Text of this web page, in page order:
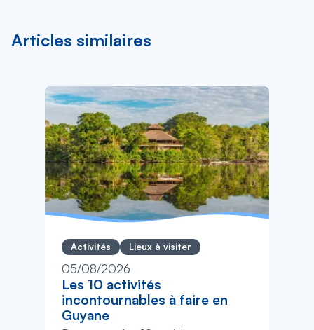
Articles similaires
Activités Lieux à visiter
05/08/2026
Les 10 activités
incontournables à faire en
Guyane